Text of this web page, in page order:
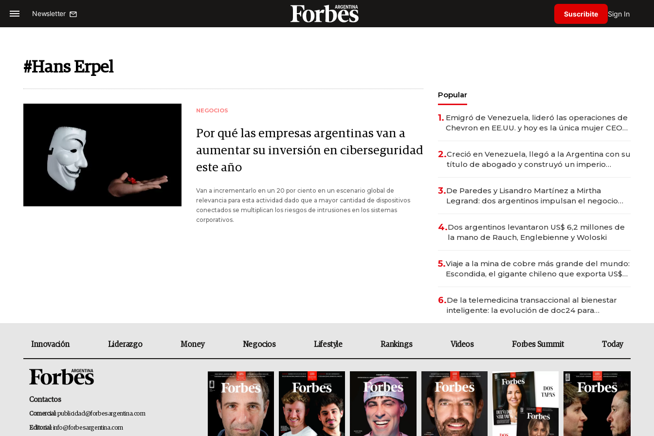
Newsletter Suscribite Sign In
#Hans Erpel
NEGOCIOS
Por qué las empresas argentinas van a
aumentar su inversión en ciberseguridad
este año
Van a incrementarlo en un 20 por ciento en un escenario global de
relevancia para esta actividad dado que a mayor cantidad de dispositivos
conectados se multiplican los riesgos de intrusiones en los sistemas
corporativos.
Popular
1. Emigró de Venezuela, lideró las operaciones de
Chevron en EE.UU. y hoy es la única mujer CEO
2.Creció en Venezuela, llegó a la Argentina con su
título de abogado y construyó un imperio
3.De Paredes y Lisandro Martínez a Mirtha
Legrand: dos argentinos impulsan el negocio
4.Dos argentinos levantaron US$ 6,2 millones de
la mano de Rauch, Englebienne y Woloski
5.Viaje a la mina de cobre más grande del mundo:
Escondida, el gigante chileno que exporta US$
6.De la telemedicina transaccional al bienestar
inteligente: la evolución de doc24 para
Innovación Liderazgo Money Negocios Lifestyle Rankings Videos Forbes Summit Today
Contactos
Comercial:publicidad@forbesargentina.com
Editorial:info@forbesargentina.com